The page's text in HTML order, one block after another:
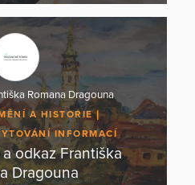
Romana Dragouna
A HISTORIE
INFORMACÍ
odkaz Františka
Dragouna